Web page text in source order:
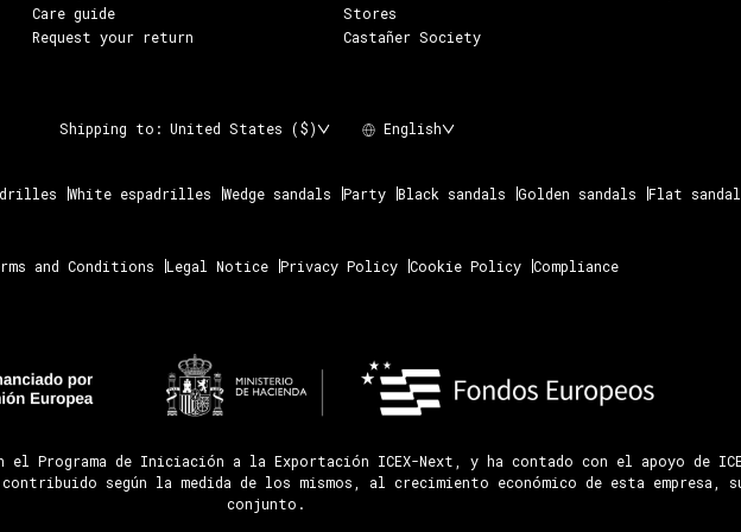
Care guide
Request your return
Stores
Castañer Society
Shipping to: United States ($) English
White espadrilles Wedge sandals Party Black sandals Golden sandals Flat
and Conditions Legal Notice Privacy Policy Cookie Policy Compliance
Programa de Iniciación a la Exportación ICEX-Next, y ha contado con el apoyo de
contribuido según la medida de los mismos, al crecimiento económico de esta empresa,
conjunto.